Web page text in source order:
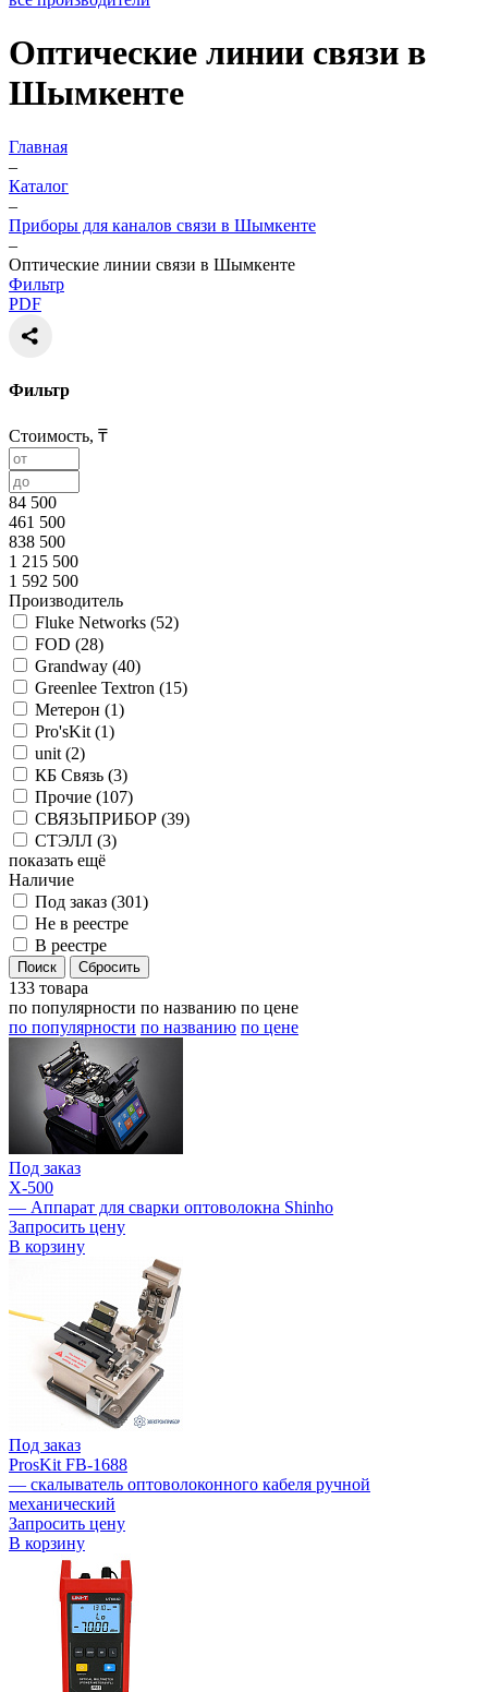
Оптические линии связи в
Шымкенте
Главная
–
Каталог
–
Приборы для каналов связи в Шымкенте
–
Оптические линии связи в Шымкенте
Фильтр
PDF
Фильтр
Стоимость, ₸
84 500
461 500
838 500
1 215 500
1 592 500
Производитель
Fluke Networks (52)
FOD (28)
Grandway (40)
Greenlee Textron (15)
Метерон (1)
Pro'sKit (1)
unit (2)
КБ Связь (3)
Прочие (107)
СВЯЗЬПРИБОР (39)
СТЭЛЛ (3)
показать ещё
Наличие
Под заказ (301)
Не в реестре
В реестре
133 товара
по популярности по названию по цене
по популярности по названию по цене
Под заказ
X-500
— Аппарат для сварки оптоволокна Shinho
Запросить цену
В корзину
Под заказ
ProsKit FB-1688
— скалыватель оптоволоконного кабеля ручной
механический
Запросить цену
В корзину